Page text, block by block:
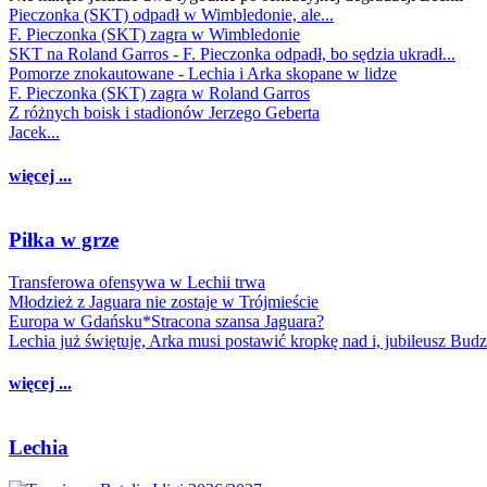
Pieczonka (SKT) odpadł w Wimbledonie, ale...
F. Pieczonka (SKT) zagra w Wimbledonie
SKT na Roland Garros - F. Pieczonka odpadł, bo sędzia ukradł...
Pomorze znokautowane - Lechia i Arka skopane w lidze
F. Pieczonka (SKT) zagra w Roland Garros
Z różnych boisk i stadionów Jerzego Geberta
Jacek...
więcej ...
Piłka w grze
Transferowa ofensywa w Lechii trwa
Młodzież z Jaguara nie zostaje w Trójmieście
Europa w Gdańsku*Stracona szansa Jaguara?
Lechia już świętuje, Arka musi postawić kropkę nad i, jubileusz
więcej ...
Lechia